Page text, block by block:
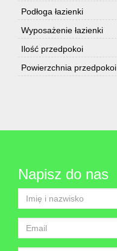
Podłoga łazienki
Wyposażenie łazienki
Ilość przedpokoi
Powierzchnia przedpokoi
Napisz do nas